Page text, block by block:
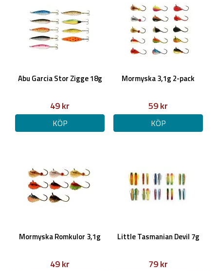
Abu Garcia Stor Zigge 18g
49 kr
KÖP
Mormyska 3,1g 2-pack
59 kr
KÖP
Mormyska Romkulor 3,1g
49 kr
Little Tasmanian Devil 7g
79 kr